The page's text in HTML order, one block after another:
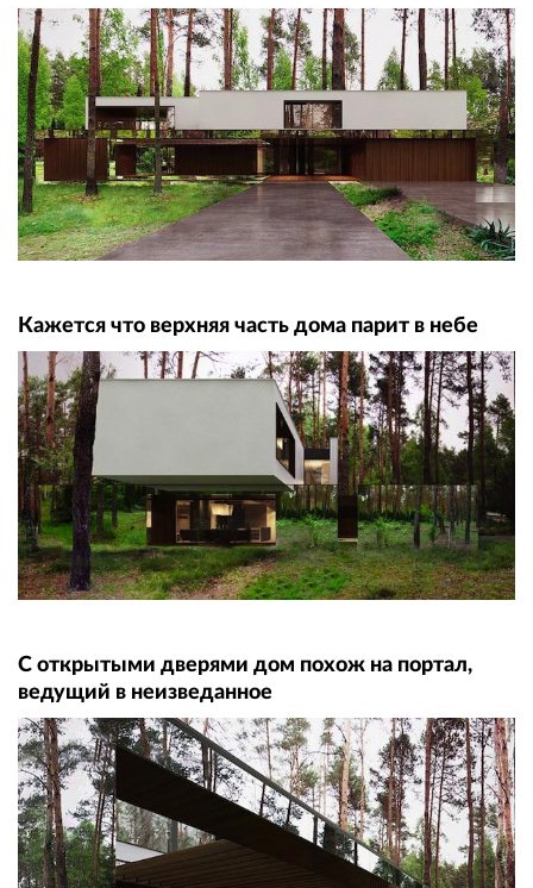
Кажется что верхняя часть дома парит в небе
С открытыми дверями дом похож на портал,
ведущий в неизведанное